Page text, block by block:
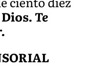
Te